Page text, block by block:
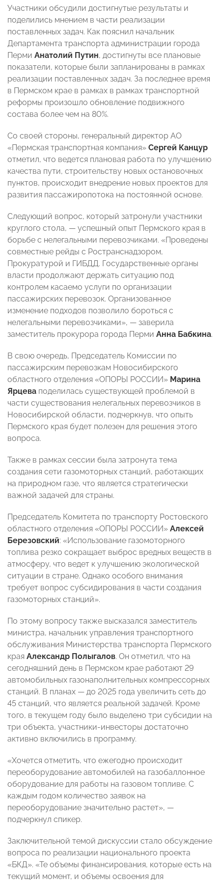
Участники обсудили достигнутые результаты и
поделились мнением в части реализации
поставленных задач. Как пояснил начальник
Департамента транспорта администрации города
Перми Анатолий Путин, достигнуты все плановые
показатели, которые были запланированы в рамках
реализации поставленных задач. За последнее время
в Пермском крае в рамках в рамках транспортной
реформы произошло обновление подвижного
состава более чем на 80%.
Со своей стороны, генеральный директор АО
«Пермская транспортная компания» Сергей Канцур
отметил, что ведется плановая работа по улучшению
качества пути, строительству новых остановочных
пунктов, происходит внедрение новых проектов для
развития пассажиропотока на постоянной основе.
Следующий вопрос, который затронули участники
круглого стола, — успешный опыт Пермского края в
борьбе с нелегальными перевозчиками. «Проведены
совместные рейды с Ространснадзором,
Прокуратурой и ГИБДД. Государственные органы
власти продолжают держать ситуацию под
контролем касаемо услуги по организации
пассажирских перевозок. Организованное
изменение подходов позволило бороться с
нелегальными перевозчиками», — заверила
заместитель прокурора города Перми Анна Бабкина.
В свою очередь, Председатель Комиссии по
пассажирским перевозкам Новосибирского
областного отделения «ОПОРЫ РОССИИ» Марина
Ярцева поделилась существующей проблемой в
части существования нелегальных перевозчиков в
Новосибирской области, подчеркнув, что опыть
Пермского края будет полезен для решения этого
вопроса.
Также в рамках сессии была затронута тема
создания сети газомоторных станций, работающих
на природном газе, что является стратегически
важной задачей для страны.
Председатель Комитета по транспорту Ростовского
областного отделения «ОПОРЫ РОССИИ» Алексей
Березовский: «Использование газомоторного
топлива резко сокращает выброс вредных веществ в
атмосферу, что ведет к улучшению экологической
ситуации в стране. Однако особого внимания
требует вопрос субсидирования в части создания
газомоторных станций».
По этому вопросу также высказался заместитель
министра, начальник управления транспортного
обслуживания Министерства транспорта Пермского
края Александр Полыгалов. Он отметил, что на
сегодняшний день в Пермском крае работают 29
автомобильных газонаполнительных компрессорных
станций. В планах — до 2025 года увеличить сеть до
45 станций, что является реальной задачей. Кроме
того, в текущем году было выделено три субсидии на
три объекта, участники-инвесторы достаточно
активно включились в программу.
«Хочется отметить, что ежегодно происходит
переоборудование автомобилей на газобаллонное
оборудование для работы на газовом топливе. С
каждым годом количество заявок на
переоборудование значительно растет», —
подчеркнул спикер.
Заключительной темой дискуссии стало обсуждение
вопроса по реализации национального проекта
«БКД». «Те объемы финансирования, которые есть на
текущий момент, и объемы освоения для